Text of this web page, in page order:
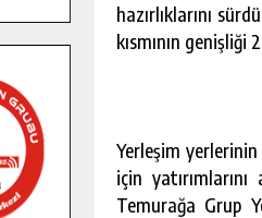
hazırlıklarını
kısmının genişliği
Yerleşim
için
Temurağa Grup